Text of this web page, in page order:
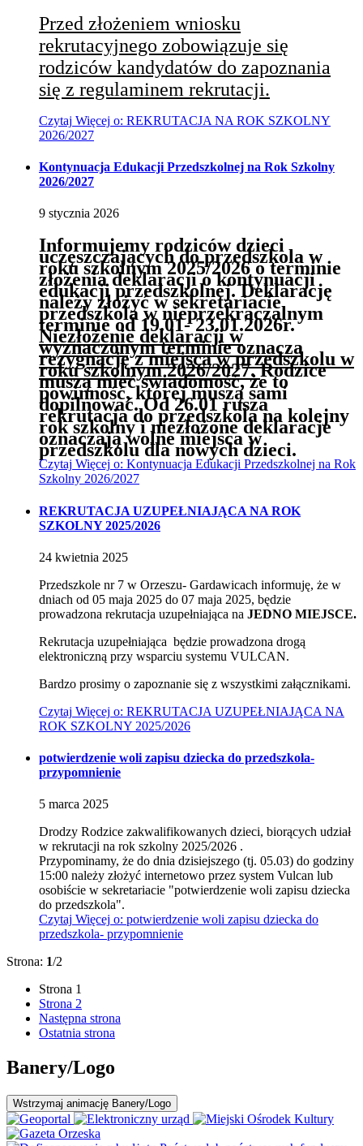
Przed złożeniem wniosku
rekrutacyjnego zobowiązuje się
rodziców kandydatów do zapoznania
się z regulaminem rekrutacji.
Czytaj Więcej o: REKRUTACJA NA ROK SZKOLNY
2026/2027
Kontynuacja Edukacji Przedszkolnej na Rok Szkolny
2026/2027
9 stycznia 2026
Informujemy rodziców dzieci
uczęszczających do przedszkola w
roku szkolnym 2025/2026 o terminie
złożenia deklaracjio kontynuacji
edukacji przedszkolnej. Deklarację
należy złożyć w sekretariacie
przedszkolaw nieprzekraczalnym
terminieod19.01-23.01.2026r.
Niezłożenie deklaracji w
wyznaczonym terminie oznacza
rezygnację z miejsca w przedszkolu w
roku szkolnym 2026/2027.Rodzice
muszą mieć świadomość, że to
powinność, której muszą sami
dopilnować. Od 26.01 rusza
rekrutacja do przedszkola na kolejny
rok szkolny i niezłożone deklaracje
oznaczają wolne miejsca w
przedszkolu dla nowych dzieci.
Czytaj Więcej o: Kontynuacja Edukacji Przedszkolnej na Rok
Szkolny 2026/2027
REKRUTACJA UZUPEŁNIAJĄCA NA ROK
SZKOLNY 2025/2026
24 kwietnia 2025
Przedszkole nr 7 w Orzeszu- Gardawicach informuję, że w
dniach od 05 maja 2025 do 07 maja 2025, będzie
prowadzona rekrutacja uzupełniająca na JEDNO MIEJSCE.
Rekrutacja uzupełniająca będzie prowadzona drogą
elektroniczną przy wsparciu systemu VULCAN.
Bardzo prosimy o zapoznanie się z wszystkimi załącznikami.
Czytaj Więcej o: REKRUTACJA UZUPEŁNIAJĄCA NA
ROK SZKOLNY 2025/2026
potwierdzenie woli zapisu dziecka do przedszkola-
przypomnienie
5 marca 2025
Drodzy Rodzice zakwalifikowanych dzieci, biorących udział
w rekrutacji na rok szkolny 2025/2026 .
Przypominamy, że do dnia dzisiejszego (tj. 05.03) do godziny
15:00 należy złożyć internetowo przez system Vulcan lub
osobiście w sekretariacie "potwierdzenie woli zapisu dziecka
do przedszkola".
Czytaj Więcej o: potwierdzenie woli zapisu dziecka do
przedszkola- przypomnienie
Strona: 1/2
Strona 1
Strona 2
Następna strona
Ostatnia strona
Banery/Logo
Wstrzymaj animację Banery/Logo